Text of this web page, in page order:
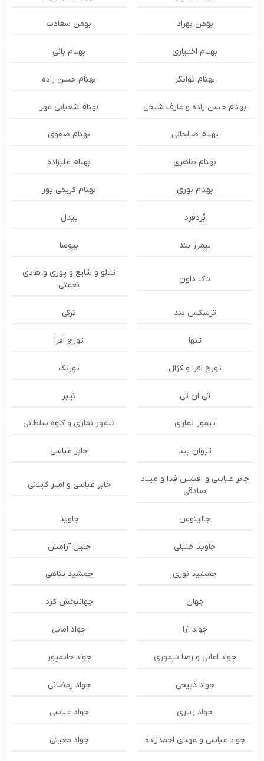
بهمن بهراد بهمن سعادت
بهنام اختیاری بهنام بانی
بهنام توانگر بهنام حسن زاده
بهنام حسن زاده و عارف شیخی بهنام شعبانی مهر
بهنام صالحانی بهنام صفوی
بهنام طاهری بهنام علیزاده
بهنام نوری بهنام کریمی پور
بُردفرد بیدل
بیمرز بند بیوسا
تاک داون
تتلو و شایع و پوری و هادی
نعمتی
ترشكس بند ترکی
تنها تورج افرا
تورج افرا و کژال تورنگ
تی ان تی تیبر
تیمور نمازی تیمور نمازی و کاوه سلطانی
تیوان بند جابر عباسی
جابر عباسی و افشین فدا و میلاد
صادقی
جابر عباسی و امیر گیلانی
جالینوس جاوید
جاوید خلیلی جلیل آرامش
جمشید نوری جمشید پناهی
جهان جهانبخش کرد
جواد آرا جواد امانی
جواد امانی و رضا تیموری جواد حاتمپور
جواد ذبیحی جواد رمضانی
جواد زیاری جواد عباسی
جواد عباسی و مهدی احمدزاده جواد معینی